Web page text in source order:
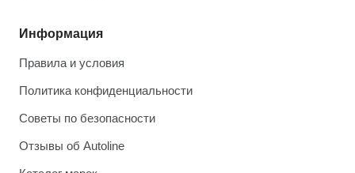
Информация
Правила и условия
Политика конфиденциальности
Советы по безопасности
Отзывы об Autoline